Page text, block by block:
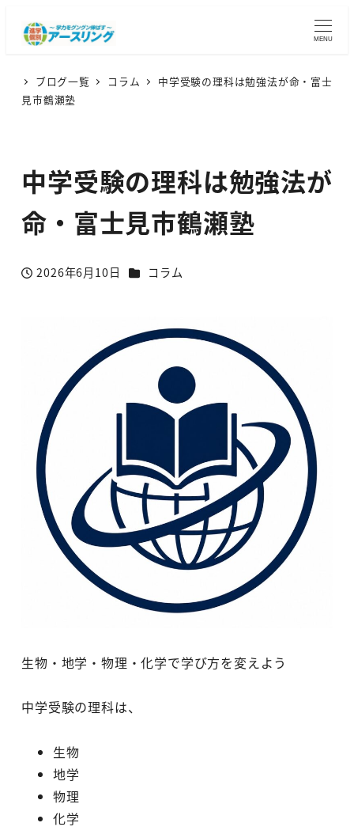
MENU
ブログ一覧 コラム
中学受験の理科は勉強法が命・富士
見市鶴瀬塾
中学受験の理科は勉強法が
命・富士見市鶴瀬塾
投稿日
2026年6月10日 カテゴリー
コラム
生物・地学・物理・化学で学び方を変えよう
中学受験の理科は、
生物
地学
物理
化学